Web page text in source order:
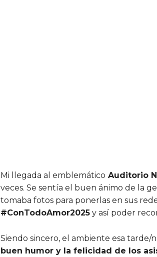
Mi llegada al emblemático Auditorio
veces. Se sentía el buen ánimo de la
tomaba fotos para ponerlas en sus
#ConTodoAmor2025y así poder
Siendo sincero, el ambiente esa tarde/
buen humor y la felicidad de los